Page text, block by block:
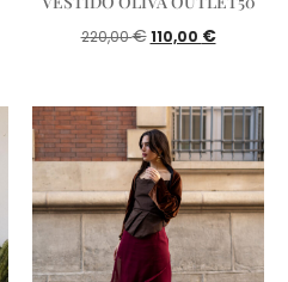
220,00€ 110,00 €